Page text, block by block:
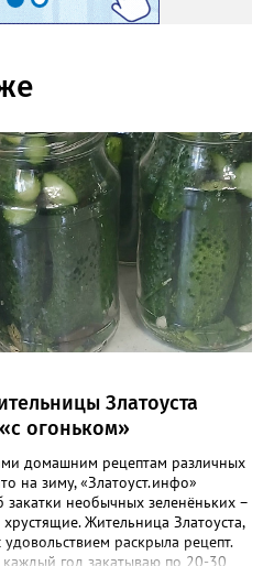
Златоуста
огоньком»
домашним рецептам различных
на зиму, «Златоуст.инфо»
необычных зеленёньких –
Жительница Златоуста,
раскрыла рецепт.
год закатываю по 20-30